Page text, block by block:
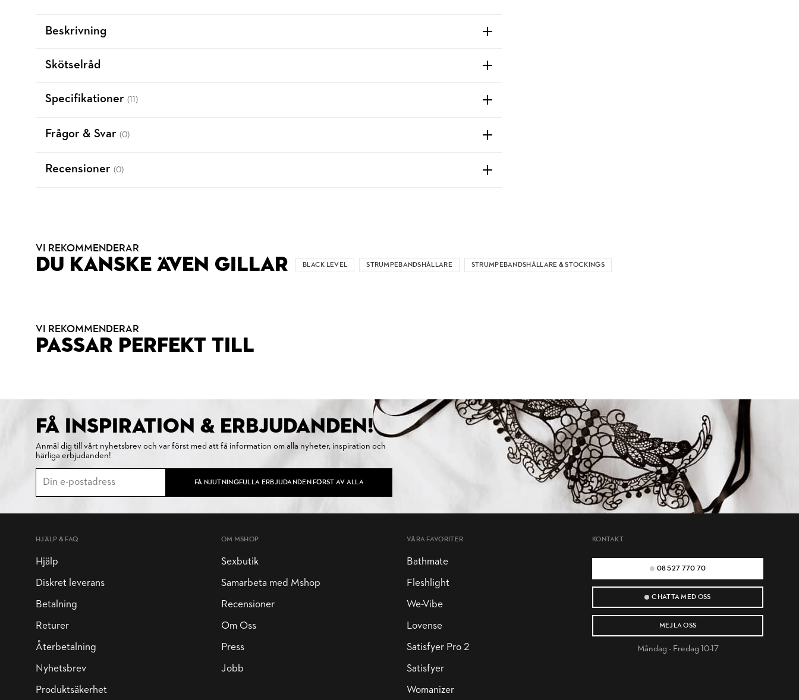
Beskrivning
Skötselråd
Specifikationer (11)
Frågor & Svar (0)
Recensioner (0)
VI REKOMMENDERAR
DU KANSKE ÄVEN GILLAR BLACK LEVEL STRUMPEBANDSHÅLLARE STRUMPEBANDSHÅLLARE & STOCKINGS
VI REKOMMENDERAR
PASSAR PERFEKT TILL
FÅ INSPIRATION & ERBJUDANDEN!
Anmäl dig till vårt nyhetsbrev och var först med att få information om alla nyheter, inspiration och
härliga erbjudanden!
FÅ NJUTNINGFULLA ERBJUDANDEN FÖRST AV ALLA
KONTAKT
08 527 770 70
CHATTA MED OSS
MEJLA OSS
Måndag - Fredag 10-17
HJÄLP & FAQ
Hjälp
Diskret leverans
Betalning
Returer
Återbetalning
Nyhetsbrev
Produktsäkerhet
OM MSHOP
Sexbutik
Samarbeta med Mshop
Recensioner
Om Oss
Press
Jobb
VÅRA FAVORITER
Bathmate
Fleshlight
We-Vibe
Lovense
Satisfyer Pro 2
Satisfyer
Womanizer